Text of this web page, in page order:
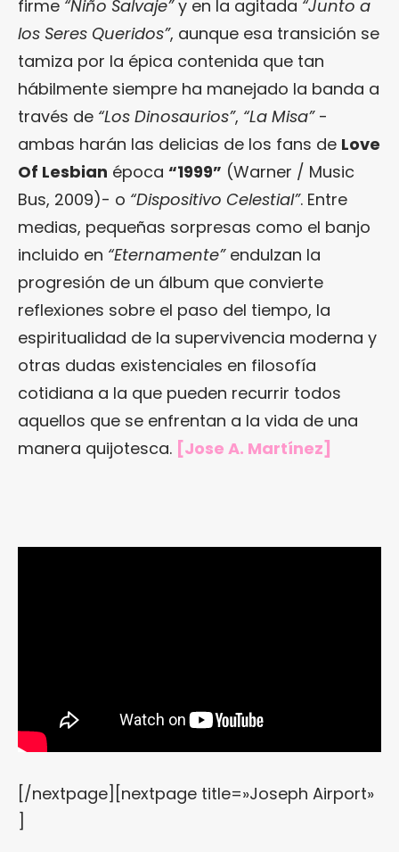
firme “Niño Salvaje”y en la agitada “Junto a
los Seres Queridos”, aunque esa transición se
tamiza por la épica contenida que tan
hábilmente siempre ha manejado la banda a
través de “Los Dinosaurios”, “La Misa”-
ambas harán las delicias de los fans de Love
Of Lesbian época “1999” (Warner / Music
Bus, 2009)- o “Dispositivo Celestial”. Entre
medias, pequeñas sorpresas como el banjo
incluido en “Eternamente”endulzan la
progresión de un álbum que convierte
reflexiones sobre el paso del tiempo, la
espiritualidad de la supervivencia moderna y
otras dudas existenciales en filosofía
cotidiana a la que pueden recurrir todos
aquellos que se enfrentan a la vida de una
manera quijotesca. [Jose A. Martínez]
[/nextpage][nextpage title=»Joseph Airport»